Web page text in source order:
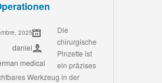
2025
daniel
medical
Die
chirurgische
Pinzette ist
ein präzises
Werkzeug in der